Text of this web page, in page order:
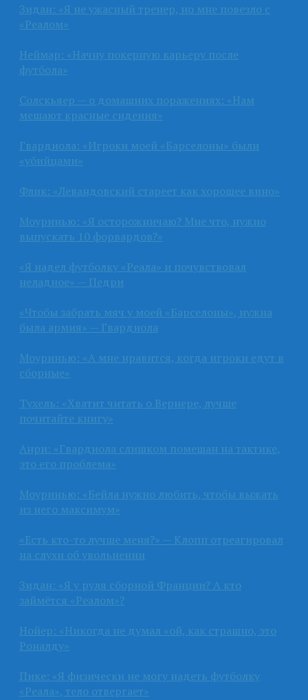
Зидан: «Я не ужасный тренер, но мне повезло с
«Реалом»
Неймар: «Начну покерную карьеру после
футбола»
Солскьяер — о домашних поражениях: «Нам
мешают красные сидения»
Гвардиола: «Игроки моей «Барселоны» были
«убийцами»
Флик: «Левандовский стареет как хорошее вино»
Моуринью: «Я осторожничаю? Мне что, нужно
выпускать 10 форвардов?»
«Я надел футболку «Реала» и почувствовал
неладное» — Педри
«Чтобы забрать мяч у моей «Барселоны», нужна
была армия» — Гвардиола
Моуринью: «А мне нравится, когда игроки едут в
сборные»
Тухель: «Хватит читать о Вернере, лучше
почитайте книгу»
Анри: «Гвардиола слишком помешан на тактике,
это его проблема»
Моуринью: «Бейла нужно любить, чтобы выжать
из него максимум»
«Есть кто-то лучше меня?» — Клопп отреагировал
на слухи об увольнении
Зидан: «Я у руля сборной Франции? А кто
займётся «Реалом»?
Нойер: «Никогда не думал «ой, как страшно, это
Роналду»
Пике: «Я физически не могу надеть футболку
«Реала», тело отвергает»